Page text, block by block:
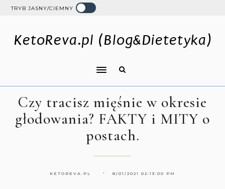
TRYB JASNY/CIEMNY
KetoReva.pl (Blog&Dietetyka)
Czy tracisz mięśnie w okresie
głodowania? FAKTY i MITY o
postach.
KETOREVA.PL 8/01/2021 02:13:00 PM